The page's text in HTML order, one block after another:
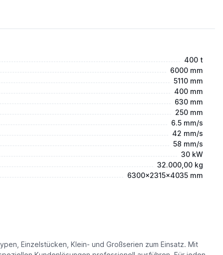
400 t
6000 mm
5110 mm
400 mm
630 mm
250 mm
6.5 mm/s
42 mm/s
58 mm/s
30 kW
32.000,00 kg
6300x2315x4035 mm
Einzelstücken, Klein- und Großserien zum Einsatz. Mit